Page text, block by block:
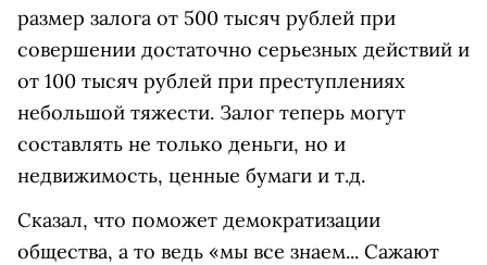
размер залога от 500 тысяч рублей при
совершении достаточно серьезных действий и
от 100 тысяч рублей при преступлениях
небольшой тяжести. Залог теперь могут
составлять не только деньги, но и
недвижимость, ценные бумаги и т.д.
Сказал, что поможет демократизации
общества, а то ведь «мы все знаем... Сажают